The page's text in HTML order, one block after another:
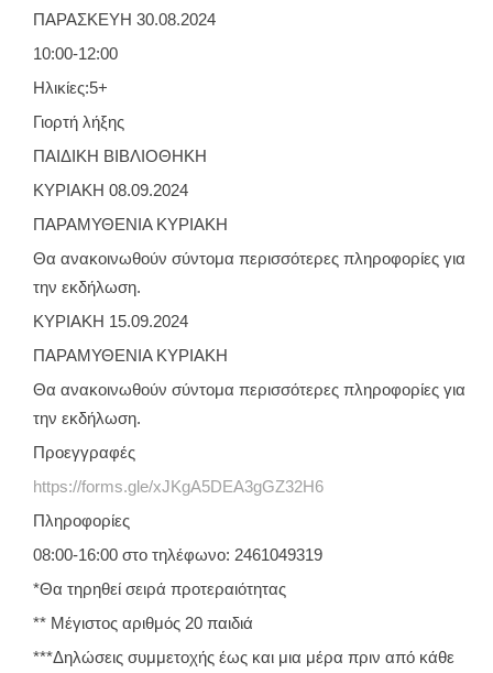
ΠΑΡΑΣΚΕΥΗ 30.08.2024
10:00-12:00
Ηλικίες:5+
Γιορτή λήξης
ΠΑΙΔΙΚΗ ΒΙΒΛΙΟΘΗΚΗ
ΚΥΡΙΑΚΗ 08.09.2024
ΠΑΡΑΜΥΘΕΝΙΑ ΚΥΡΙΑΚΗ
Θα ανακοινωθούν σύντομα περισσότερες πληροφορίες για
την εκδήλωση.
ΚΥΡΙΑΚΗ 15.09.2024
ΠΑΡΑΜΥΘΕΝΙΑ ΚΥΡΙΑΚΗ
Θα ανακοινωθούν σύντομα περισσότερες πληροφορίες για
την εκδήλωση.
Προεγγραφές
https://forms.gle/xJKgA5DEA3gGZ32H6
Πληροφορίες
08:00-16:00 στο τηλέφωνο: 2461049319
*Θα τηρηθεί σειρά προτεραιότητας
** Μέγιστος αριθμός 20 παιδιά
***Δηλώσεις συμμετοχής έως και μια μέρα πριν από κάθε